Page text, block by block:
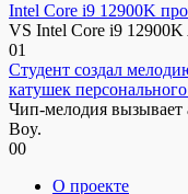
Intel Core i9 12900K
VS Intel Core i9
01
Студент создал
катушек
Чип-мелодия вызывает
Boy.
00
О проекте